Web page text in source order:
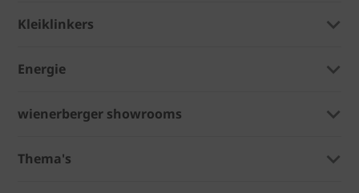
Kleiklinkers
Energie
wienerberger showrooms
Thema's